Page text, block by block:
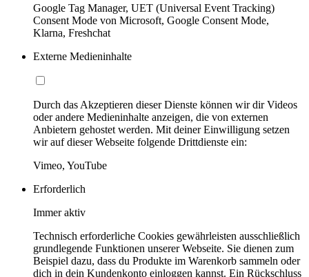
Google Tag Manager, UET (Universal Event Tracking)
Consent Mode von Microsoft, Google Consent Mode,
Klarna, Freshchat
Externe Medieninhalte
Durch das Akzeptieren dieser Dienste können wir dir Videos
oder andere Medieninhalte anzeigen, die von externen
Anbietern gehostet werden. Mit deiner Einwilligung setzen
wir auf dieser Webseite folgende Drittdienste ein:
Vimeo, YouTube
Erforderlich
Immer aktiv
Technisch erforderliche Cookies gewährleisten ausschließlich
grundlegende Funktionen unserer Webseite. Sie dienen zum
Beispiel dazu, dass du Produkte im Warenkorb sammeln oder
dich in dein Kundenkonto einloggen kannst. Ein Rückschluss